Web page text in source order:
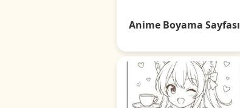
Anime Boyama Sayfası